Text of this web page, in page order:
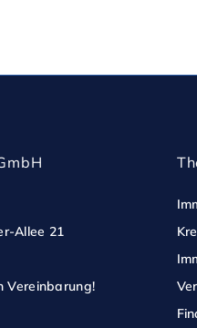
Allee 21
Vereinbarung!